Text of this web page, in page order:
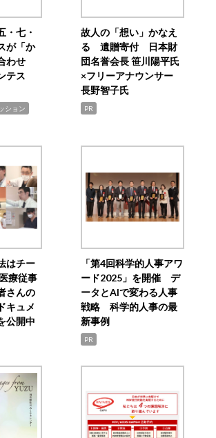
・七・
が「か
わせ
テス
ション
故人の「想い」かなえ
る 遺贈寄付 日本財
団名誉会長 笹川陽平氏
×フリーアナウンサー
長野智子氏
PR
はチー
療従事
さんの
キュメ
公開中
「第4回科学的人事アワ
ード2025」を開催 デ
ータとAIで変わる人事
戦略 科学的人事の最
新事例
PR